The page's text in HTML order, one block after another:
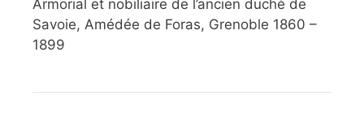
Armorial et nobiliaire de l’ancien duché de
Savoie, Amédée de Foras, Grenoble 1860 –
1899